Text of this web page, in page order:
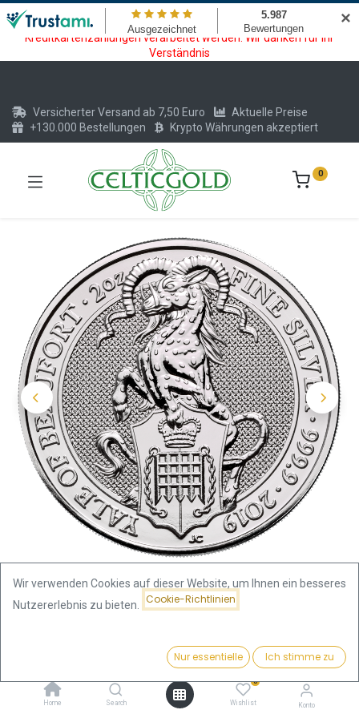
Wartungsarbeiten am Kreditkarten und Krypto Bezahlmodul. In der
Zeit vom 20.07. - 09.08.2026 können keine Krypto oder
Kreditkartenzahlungen verarbeitet werden. Wir danken für Ihr
Verständnis
Preis:
144,43€ Kaufen
Home Search
0
Wishlist Konto
Versicherter Versand ab 7,50 Euro
Aktuelle Preise
+130.000 Bestellungen
Krypto Währungen akzeptiert
0
Queen's Beasts Yale of Beaufort 2 Unzen Silbermünze 2019 |
Wir verwenden Cookies auf dieser Website, um Ihnen ein besseres
Nutzererlebnis zu bieten.
Cookie-Richtlinien
Nur essentielle Ich stimme zu
✕